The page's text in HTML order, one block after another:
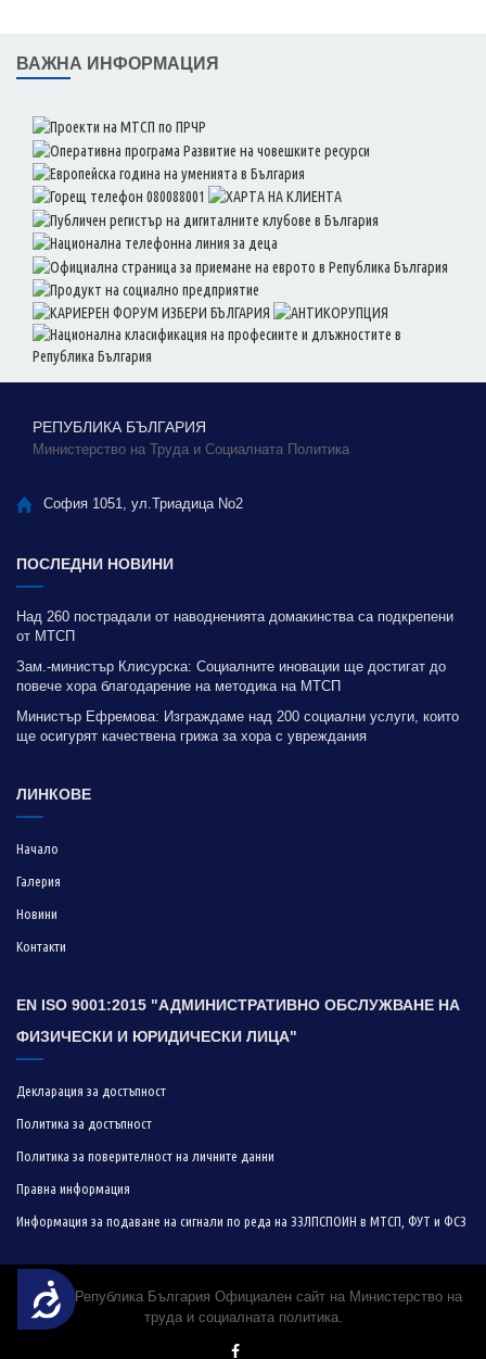
Достъпност
ВАЖНА ИНФОРМАЦИЯ
РЕПУБЛИКА БЪЛГАРИЯ
Министерство на Труда и Социалната Политика
София 1051, ул.Триадица No2
ПОСЛЕДНИ НОВИНИ
Над 260 пострадали от наводненията домакинства са подкрепени
от МТСП
Зам.-министър Клисурска: Социалните иновации ще достигат до
повече хора благодарение на методика на МТСП
Министър Ефремова: Изграждаме над 200 социални услуги, които
ще осигурят качествена грижа за хора с увреждания
ЛИНКОВЕ
Начало
Галерия
Новини
Контакти
EN ISO 9001:2015 "АДМИНИСТРАТИВНО ОБСЛУЖВАНЕ НА
ФИЗИЧЕСКИ И ЮРИДИЧЕСКИ ЛИЦА"
Декларация за достъпност
Политика за достъпност
Политика за поверителност на личните данни
Правна информация
Информация за подаване на сигнали по реда на ЗЗЛПСПОИН в МТСП, ФУТ и ФСЗ
© 2019 Република България Официален сайт на Министерство на
труда и социалната политика.